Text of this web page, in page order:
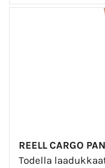
REELL CARGO
Todella